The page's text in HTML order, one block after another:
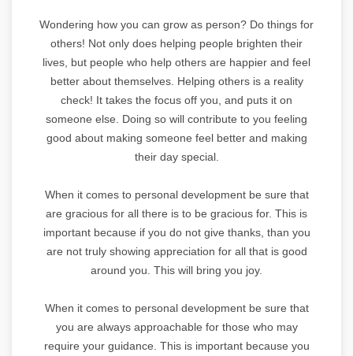
Wondering how you can grow as person? Do things for
others! Not only does helping people brighten their
lives, but people who help others are happier and feel
better about themselves. Helping others is a reality
check! It takes the focus off you, and puts it on
someone else. Doing so will contribute to you feeling
good about making someone feel better and making
their day special.
When it comes to personal development be sure that
are gracious for all there is to be gracious for. This is
important because if you do not give thanks, than you
are not truly showing appreciation for all that is good
around you. This will bring you joy.
When it comes to personal development be sure that
you are always approachable for those who may
require your guidance. This is important because you